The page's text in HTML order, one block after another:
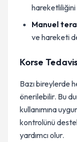
hareketliliğini
Manuel
ve hareketi
Korse
Bazı bireylerde
önerilebilir. Bu
kullanımına
kontrolünü
yardımcı olur.